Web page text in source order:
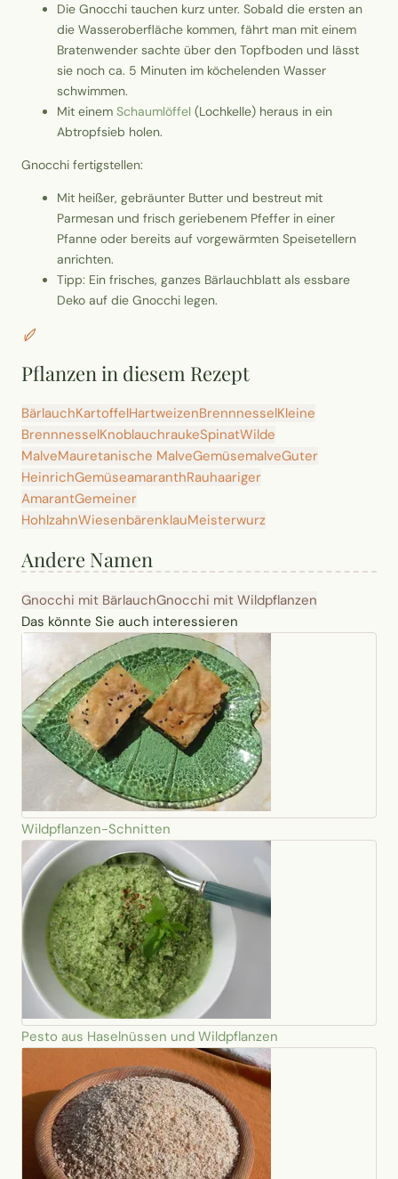
Die Gnocchi tauchen kurz unter. Sobald die ersten an
die Wasseroberfläche kommen, fährt man mit einem
Bratenwender sachte über den Topfboden und lässt
sie noch ca. 5 Minuten im köchelenden Wasser
schwimmen.
Mit einem Schaumlöffel (Lochkelle) heraus in ein
Abtropfsieb holen.
Gnocchi fertigstellen:
Mit heißer, gebräunter Butter und bestreut mit
Parmesan und frisch geriebenem Pfeffer in einer
Pfanne oder bereits auf vorgewärmten Speisetellern
anrichten.
Tipp: Ein frisches, ganzes Bärlauchblatt als essbare
Deko auf die Gnocchi legen.
Pflanzen in diesem Rezept
BärlauchKartoffelHartweizenBrennnesselKleine
BrennnesselKnoblauchraukeSpinatWilde
MalveMauretanische MalveGemüsemalveGuter
HeinrichGemüseamaranthRauhaariger
AmarantGemeiner
HohlzahnWiesenbärenklauMeisterwurz
Andere Namen
Gnocchi mit BärlauchGnocchi mit Wildpflanzen
Das könnte Sie auch interessieren
Wildpflanzen-Schnitten
Pesto aus Haselnüssen und Wildpflanzen